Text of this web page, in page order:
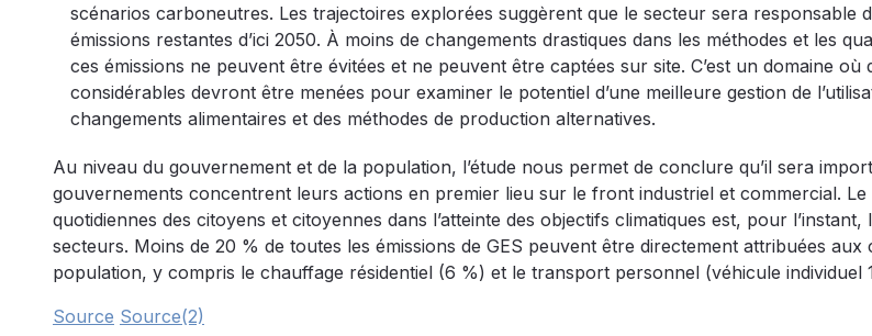
scénarios carboneutres. Les trajectoires explorées suggèrent que le secteur sera responsable
émissions restantes d’ici 2050. À moins de changements drastiques dans les méthodes et les
ces émissions ne peuvent être évitées et ne peuvent être captées sur site. C’est un domaine où
considérables devront être menées pour examiner le potentiel d’une meilleure gestion de
changements alimentaires et des méthodes de production alternatives.
Au niveau du gouvernement et de la population, l’étude nous permet de conclure qu’il sera
gouvernements concentrent leurs actions en premier lieu sur le front industriel et commercial. Le
quotidiennes des citoyens et citoyennes dans l’atteinte des objectifs climatiques est, pour l’instant,
secteurs. Moins de 20 % de toutes les émissions de GES peuvent être directement attribuées aux
population, y compris le chauffage résidentiel (6 %) et le transport personnel (véhicule individuel
Source Source(2)